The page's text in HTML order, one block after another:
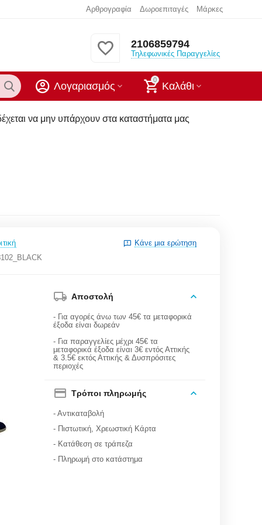
Αρθρογραφία Δωροεπιταγές Μάρκες
2106859794
Τηλεφωνικές Παραγγελίες
0
Καλάθι
Λογαριασμός
υπάρχουν στα καταστήματα μας
Κάνε μια ερώτηση
Αποστολή
- Για αγορές άνω των 45€ τα μεταφορικά
έξοδα είναι δωρεάν
- Για παραγγελίες μέχρι 45€ τα
μεταφορικά έξοδα είναι 3€ εντός Αττικής
& 3.5€ εκτός Αττικής & Δυσπρόσιτες
περιοχές
Τρόποι πληρωμής
- Αντικαταβολή
- Πιστωτική, Χρεωστική Κάρτα
- Κατάθεση σε τράπεζα
- Πληρωμή στο κατάστημα